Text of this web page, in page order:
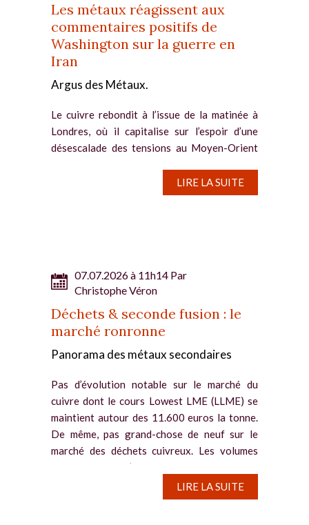
Les métaux réagissent aux
commentaires positifs de
Washington sur la guerre en
Iran
Argus des Métaux.
Le cuivre rebondit à l’issue de la matinée à
Londres, où il capitalise sur l’espoir d’une
désescalade des tensions au Moyen-Orient
progression. Le contrat à trois mois du cuivre
LIRE LA SUITE
07.07.2026 à 11h14 Par
Christophe Véron
Déchets & seconde fusion : le
marché ronronne
Panorama des métaux secondaires
Pas d’évolution notable sur le marché du
cuivre dont le cours Lowest LME (LLME) se
maintient autour des 11.600 euros la tonne.
De même, pas grand-chose de neuf sur le
marché des déchets cuivreux. Les volumes
échangés sont à l’image...
LIRE LA SUITE